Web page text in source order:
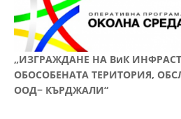
„ИЗГРАЖДАНЕ НА ВиК
ОБОСОБЕНАТА ТЕРИТОРИЯ,
ООД− КЪРДЖАЛИ“